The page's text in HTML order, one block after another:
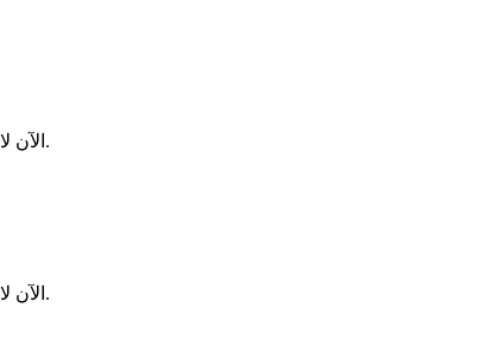
الآن لا يوجد لدينا الموز اليابان والحاجة القصوى الذي نحققه. في الواقع ، البعض لا.
الآن لا يوجد لدينا الموز اليابان والحاجة القصوى الذي نحققه. في الواقع ، البعض لا.